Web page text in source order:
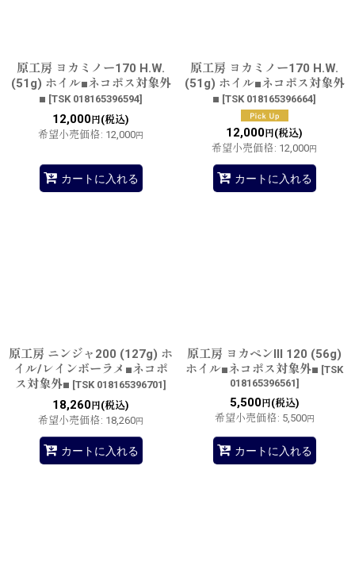
原工房 ヨカミノー170 H.W.
(51g) ホイル■ネコポス対象外
■ [TSK 018165396594]
12,000 円(税込)
希望小売価格: 12,000円
カートに入れる
原工房 ヨカミノー170 H.W.
(51g) ホイル■ネコポス対象外
■ [TSK 018165396664]
12,000 円(税込)
希望小売価格: 12,000円
カートに入れる
原工房 ニンジャ200 (127g) ホ
イル/レインボーラメ■ネコポ
ス対象外■ [TSK 018165396701]
18,260 円(税込)
希望小売価格: 18,260円
カートに入れる
原工房 ヨカペンIII 120 (56g)
ホイル■ネコポス対象外■ [TSK
018165396561]
5,500円(税込)
希望小売価格: 5,500円
カートに入れる